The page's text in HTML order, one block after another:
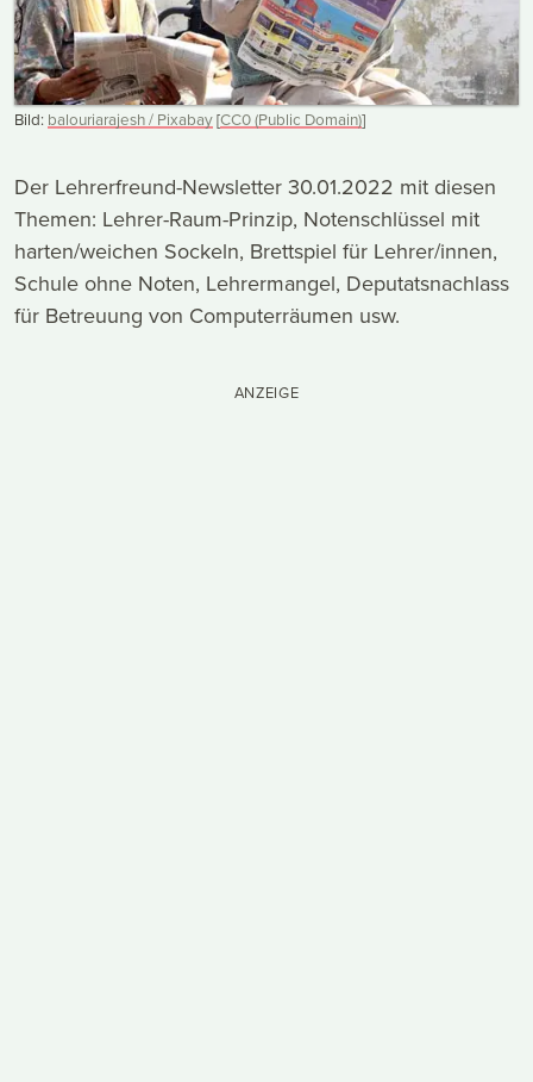
Bild: balouriarajesh / Pixabay[CC0 (Public Domain)]
Der Lehrerfreund-Newsletter 30.01.2022 mit diesen
Themen: Lehrer-Raum-Prinzip, Notenschlüssel mit
harten/weichen Sockeln, Brettspiel für Lehrer/innen,
Schule ohne Noten, Lehrermangel, Deputatsnachlass
für Betreuung von Computerräumen usw.
ANZEIGE